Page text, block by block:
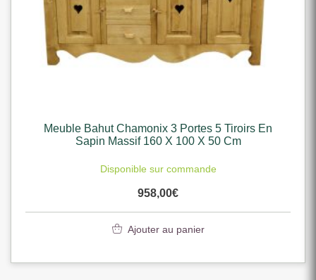
Meuble Bahut Chamonix 3 Portes 5 Tiroirs En
Sapin Massif 160 X 100 X 50 Cm
Disponible sur commande
958,00€
Ajouter au panier